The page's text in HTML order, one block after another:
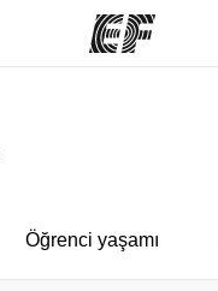
Öğrenci yaşamı